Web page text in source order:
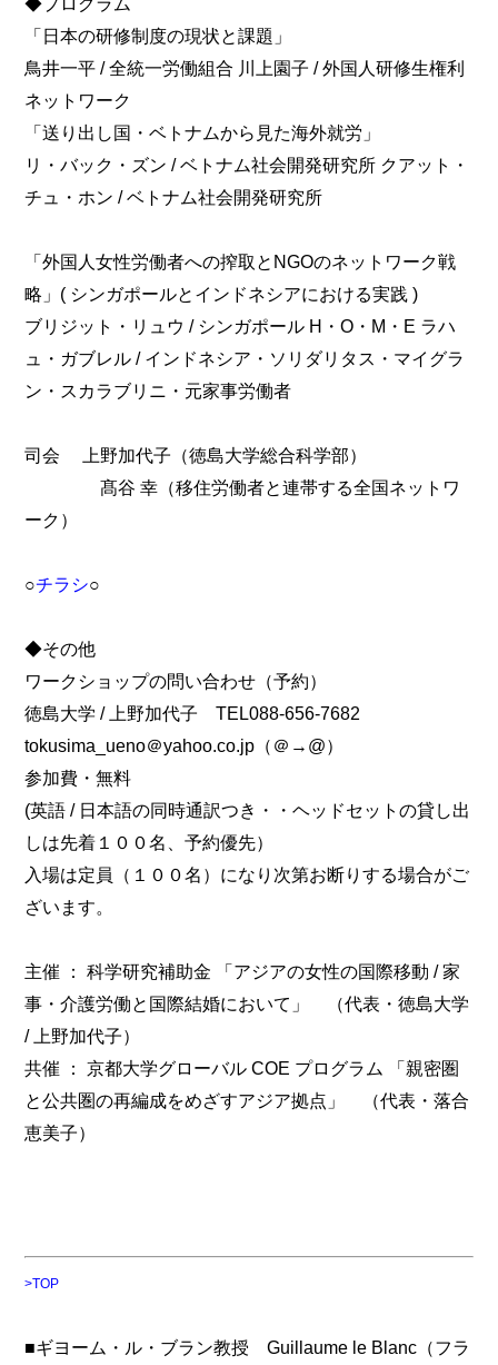
「日本の研修制度の現状と課題」
鳥井一平 / 全統一労働組合 川上園子 / 外国人研修生権利
ネットワーク
「送り出し国・ベトナムから見た海外就労」
リ・バック・ズン / ベトナム社会開発研究所 クアット・
チュ・ホン / ベトナム社会開発研究所
「外国人女性労働者への搾取とNGOのネットワーク戦
略」( シンガポールとインドネシアにおける実践 )
ブリジット・リュウ / シンガポール H・O・M・E ラハ
ュ・ガブレル / インドネシア・ソリダリタス・マイグラ
ン・スカラブリニ・元家事労働者
司会 上野加代子（徳島大学総合科学部）
髙谷 幸（移住労働者と連帯する全国ネットワ
ーク）
○チラシ○
◆その他
ワークショップの問い合わせ（予約）
徳島大学 / 上野加代子 TEL088-656-7682
tokusima_ueno＠yahoo.co.jp（＠→@）
参加費・無料
(英語 / 日本語の同時通訳つき・・ヘッドセットの貸し出
しは先着１００名、予約優先）
入場は定員（１００名）になり次第お断りする場合がご
ざいます。
主催 ： 科学研究補助金 「アジアの女性の国際移動 / 家
事・介護労働と国際結婚において」 （代表・徳島大学
/ 上野加代子）
共催 ： 京都大学グローバル COE プログラム 「親密圏
と公共圏の再編成をめざすアジア拠点」 （代表・落合
恵美子）
>TOP
■ギヨーム・ル・ブラン教授 Guillaume le Blanc（フラ